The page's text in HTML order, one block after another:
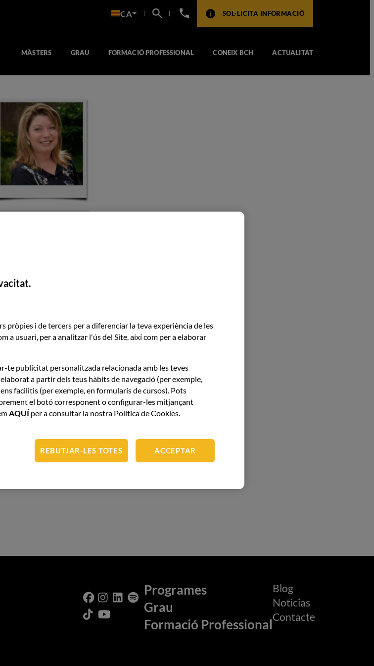
CA
+34
SOL·LICITA INFORMACIÓ
MÀSTERS GRAU FORMACIÓ PROFESSIONAL CONEIX BCH ACTUALITAT
ARTESANAL I GESTIÓ DEL OBRADOR
Programes
Grau
Formació Professional
Blog
Noticias
Contacte
pròpies i de tercers per a diferenciar la teva experiència de les
a usuari, per a analitzar l'ús del Site, així com per a elaborar
te publicitat personalitzada relacionada amb les teves
a partir dels teus hàbits de navegació (per exemple,
facilitis (per exemple, en formularis de cursos). Pots
el botó corresponent o configurar-les mitjançant
AQUÍper a consultar la nostra Política de Cookies.
REBUTJAR-LES TOTES ACCEPTAR